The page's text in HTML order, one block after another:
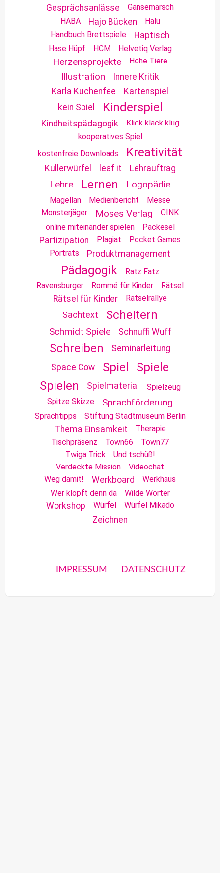
Gesprächsanlässe
Gänsemarsch
HABA
Hajo Bücken
Halu
Handbuch Brettspiele
Haptisch
Hase Hüpf HCM Helvetiq Verlag
Herzensprojekte Hohe Tiere
Illustration
Innere Kritik
Karla Kuchenfee
Kartenspiel
kein Spiel
Kinderspiel
Kindheitspädagogik
Klick klack klug
kooperatives Spiel
kostenfreie Downloads
Kreativität
Kullerwürfel leaf it Lehrauftrag
Lehre Lernen Logopädie
Magellan Medienbericht
Messe
Monsterjäger
Moses Verlag
OINK
online miteinander spielen
Packesel
Partizipation Plagiat
Pocket Games
Porträts
Produktmanagement
Pädagogik
Ratz Fatz
Ravensburger
Rommé für Kinder Rätsel
Rätsel für Kinder Rätselrallye
Sachtext Scheitern
Schmidt Spiele Schnuffi Wuff
Schreiben
Seminarleitung
Space Cow
Spiel
Spiele
Spielen
Spielmaterial
Spielzeug
Spitze Skizze
Sprachförderung
Sprachtipps Stiftung Stadtmuseum Berlin
Thema Einsamkeit
Therapie
Tischpräsenz
Town66
Town77
Twiga Trick
Und tschüß!
Verdeckte Mission
Videochat
Weg damit!
Werkboard
Werkhaus
Wer klopft denn da
Wilde Wörter
Workshop Würfel Würfel Mikado
Zeichnen
IMPRESSUM DATENSCHUTZ